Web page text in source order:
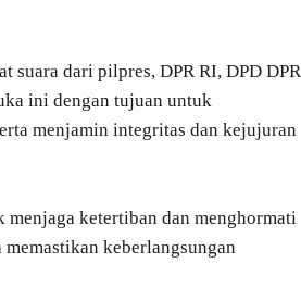
suara dari pilpres, DPR RI, DPD DPR
ini dengan tujuan untuk
menjamin integritas dan kejujuran
ketertiban dan menghormati
keberlangsungan